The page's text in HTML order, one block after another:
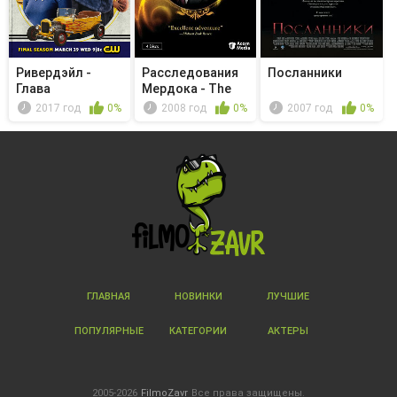
Ривердэйл -
Глава
восьмидесятая.
2017 год 0%
Расследования
Мердока - The
Long Good...
2008 год 0%
Посланники
2007 год 0%
ГЛАВНАЯ НОВИНКИ ЛУЧШИЕ
ПОПУЛЯРНЫЕ КАТЕГОРИИ АКТЕРЫ
2005-2026 FilmoZavr Все права защищены.